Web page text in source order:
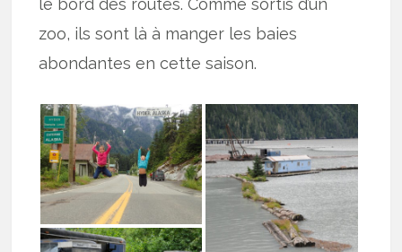
zoo, ils sont là à manger les baies
abondantes en cette saison.